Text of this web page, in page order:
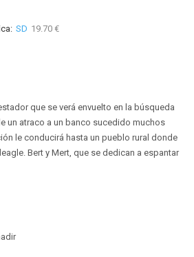
SD 19.70 €
que se verá envuelto en la búsqueda
un atraco a un banco sucedido muchos
le conducirá hasta un pueblo rural donde
Bert y Mert, que se dedican a espantar